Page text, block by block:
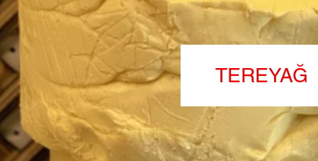
TEREYAĞ